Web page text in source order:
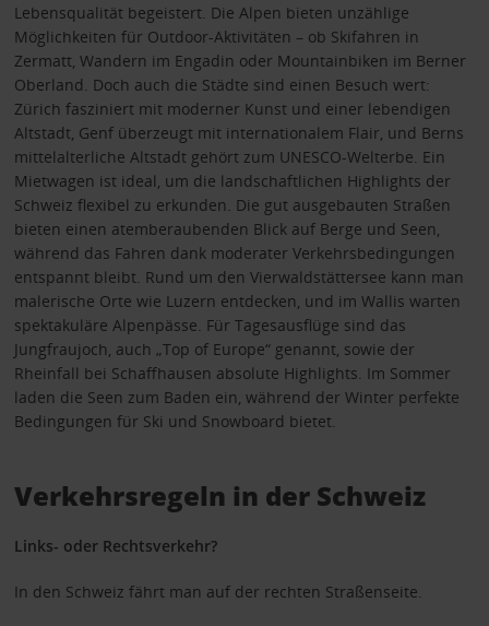
Lebensqualität begeistert. Die Alpen bieten unzählige
Möglichkeiten für Outdoor-Aktivitäten – ob Skifahren in
Zermatt, Wandern im Engadin oder Mountainbiken im Berner
Oberland. Doch auch die Städte sind einen Besuch wert:
Zürich fasziniert mit moderner Kunst und einer lebendigen
Altstadt, Genf überzeugt mit internationalem Flair, und Berns
mittelalterliche Altstadt gehört zum UNESCO-Welterbe. Ein
Mietwagen ist ideal, um die landschaftlichen Highlights der
Schweiz flexibel zu erkunden. Die gut ausgebauten Straßen
bieten einen atemberaubenden Blick auf Berge und Seen,
während das Fahren dank moderater Verkehrsbedingungen
entspannt bleibt. Rund um den Vierwaldstättersee kann man
malerische Orte wie Luzern entdecken, und im Wallis warten
spektakuläre Alpenpässe. Für Tagesausflüge sind das
Jungfraujoch, auch „Top of Europe“ genannt, sowie der
Rheinfall bei Schaffhausen absolute Highlights. Im Sommer
laden die Seen zum Baden ein, während der Winter perfekte
Bedingungen für Ski und Snowboard bietet.
Verkehrsregeln in der Schweiz
Links- oder Rechtsverkehr?
In den Schweiz fährt man auf der rechten Straßenseite.